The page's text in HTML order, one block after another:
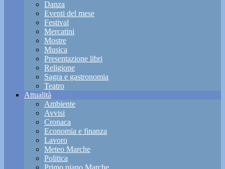
Danza
Eventi del mese
Festival
Mercatini
Mostre
Musica
Presentazione libri
Religione
Sagra e gastronomia
Teatro
Attualità
Ambiente
Avvisi
Cronaca
Economia e finanza
Lavoro
Meteo Marche
Politica
Primo piano Marche